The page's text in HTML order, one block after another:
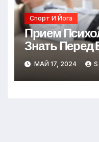
Спорт И Йога
Прием
Знать Перед
МАЙ 17, 2024